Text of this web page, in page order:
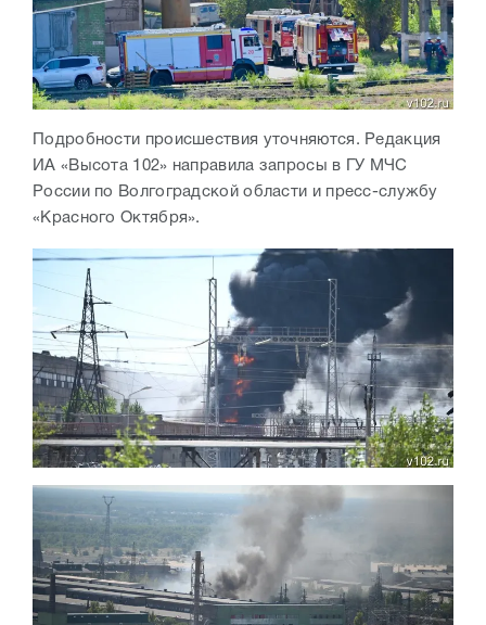
Подробности происшествия уточняются. Редакция
ИА «Высота 102» направила запросы в ГУ МЧС
России по Волгоградской области и пресс-службу
«Красного Октября».